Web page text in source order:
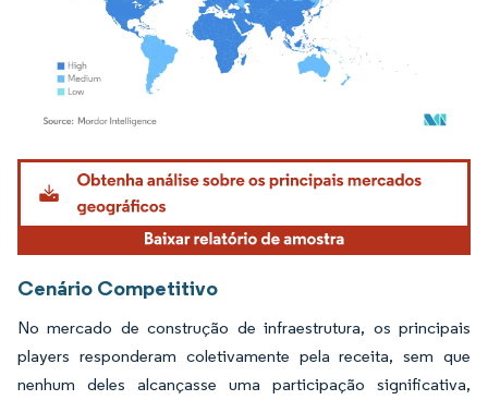
Imagem © Mordor Intelligence. O reuso requer atribuição conforme CC BY 4.0.
Cenário Competitivo
No mercado de construção de infraestrutura, os principais
players responderam coletivamente pela receita, sem que
nenhum deles alcançasse uma participação significativa,